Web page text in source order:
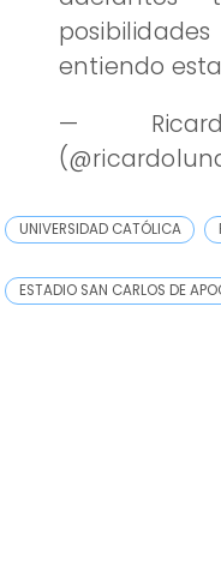
entiendo
—
UNIVERSIDAD CATÓLICA
ESTADIO SAN CARLOS DE